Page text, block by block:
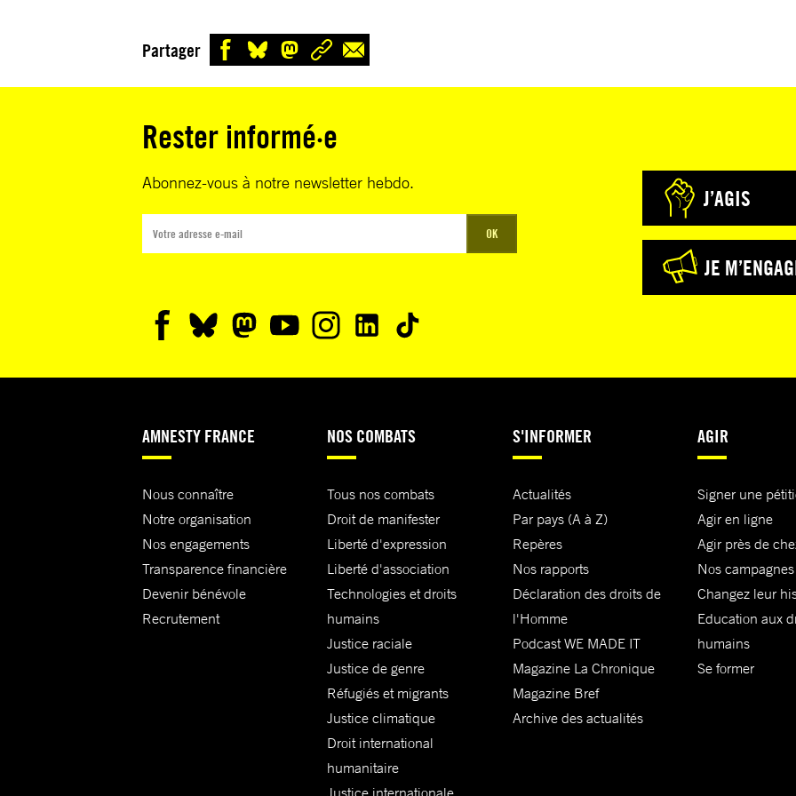
Partager
Rester informé·e
Abonnez-vous à notre newsletter hebdo.
OK
J’AGIS
JE
AMNESTY FRANCE
Nous connaître
Notre organisation
Nos engagements
Transparence financière
Devenir bénévole
Recrutement
NOS COMBATS
Tous nos combats
Droit de manifester
Liberté d'expression
Liberté d'association
Technologies et droits
humains
Justice raciale
Justice de genre
Réfugiés et migrants
Justice climatique
Droit international
humanitaire
Justice internationale
S'INFORMER
Actualités
Par pays (A à Z)
Repères
Nos rapports
Déclaration des droits de
l'Homme
Podcast WE MADE IT
Magazine La Chronique
Magazine Bref
Archive des actualités
AGIR
Signer une
Agir en ligne
Agir près de
Nos campagnes
Changez leur
Education aux
humains
Se former